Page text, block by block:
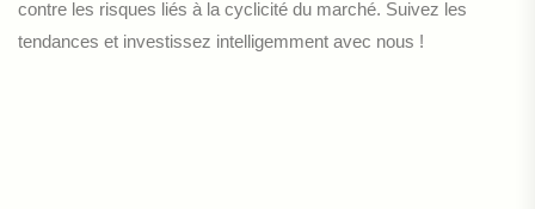
contre les risques liés à la cyclicité du marché. Suivez les
tendances et investissez intelligemment avec nous !